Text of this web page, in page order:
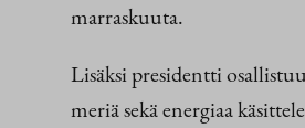
marraskuuta.
Lisäksi presidentti
meriä sekä energiaa